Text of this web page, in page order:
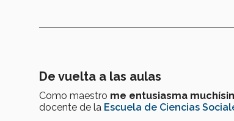
De vuelta a las aulas
Como maestro me entusiasma
docente de la Escuela de Ciencias